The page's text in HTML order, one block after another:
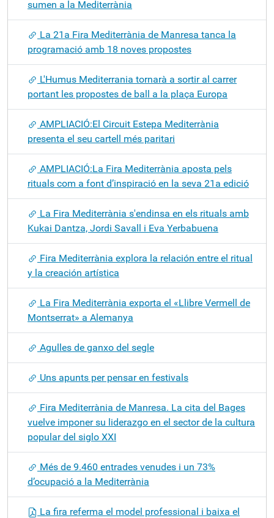
sumen a la Mediterrània
La 21a Fira Mediterrània de Manresa tanca la
programació amb 18 noves propostes
L'Humus Mediterrania tornarà a sortir al carrer
portant les propostes de ball a la plaça Europa
AMPLIACIÓ:El Circuit Estepa Mediterrània
presenta el seu cartell més paritari
AMPLIACIÓ:La Fira Mediterrània aposta pels
rituals com a font d’inspiració en la seva 21a edició
La Fira Mediterrània s'endinsa en els rituals amb
Kukai Dantza, Jordi Savall i Eva Yerbabuena
Fira Mediterrània explora la relación entre el ritual
y la creación artística
La Fira Mediterrània exporta el «Llibre Vermell de
Montserrat» a Alemanya
Agulles de ganxo del segle
Uns apunts per pensar en festivals
Fira Mediterrània de Manresa. La cita del Bages
vuelve imponer su liderazgo en el sector de la cultura
popular del siglo XXI
Més de 9.460 entrades venudes i un 73%
d’ocupació a la Mediterrània
La fira referma el model professional i baixa el